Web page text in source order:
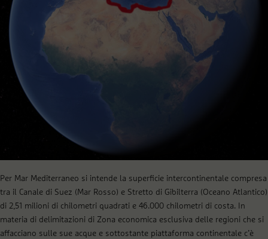
Per Mar Mediterraneo si intende la superficie intercontinentale compresa
tra il Canale di Suez (Mar Rosso) e Stretto di Gibilterra (Oceano Atlantico)
di 2,51 milioni di chilometri quadrati e 46.000 chilometri di costa. In
materia di delimitazioni di Zona economica esclusiva delle regioni che si
affacciano sulle sue acque e sottostante piattaforma continentale c’è